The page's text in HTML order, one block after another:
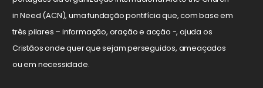
in Need (ACN), uma fundação pontifícia que, com base em
três pilares – informação, oração e acção -, ajuda os
Cristãos onde quer que sejam perseguidos, ameaçados
ou em necessidade.